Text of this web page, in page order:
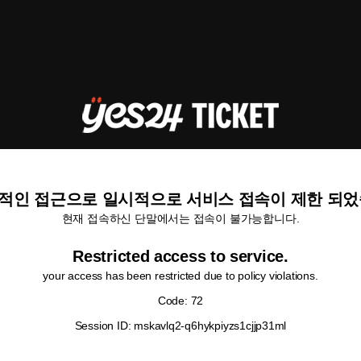
인 접근으로 일시적으로 서비스 접속이 제한 되
현재 접속하신 단말에서는 접속이 불가능합니다.
Restricted access to service.
your access has been restricted due to policy violations.
Code: 72
Session ID: mskavlq2-q6hykpiyzs1cjjp31ml